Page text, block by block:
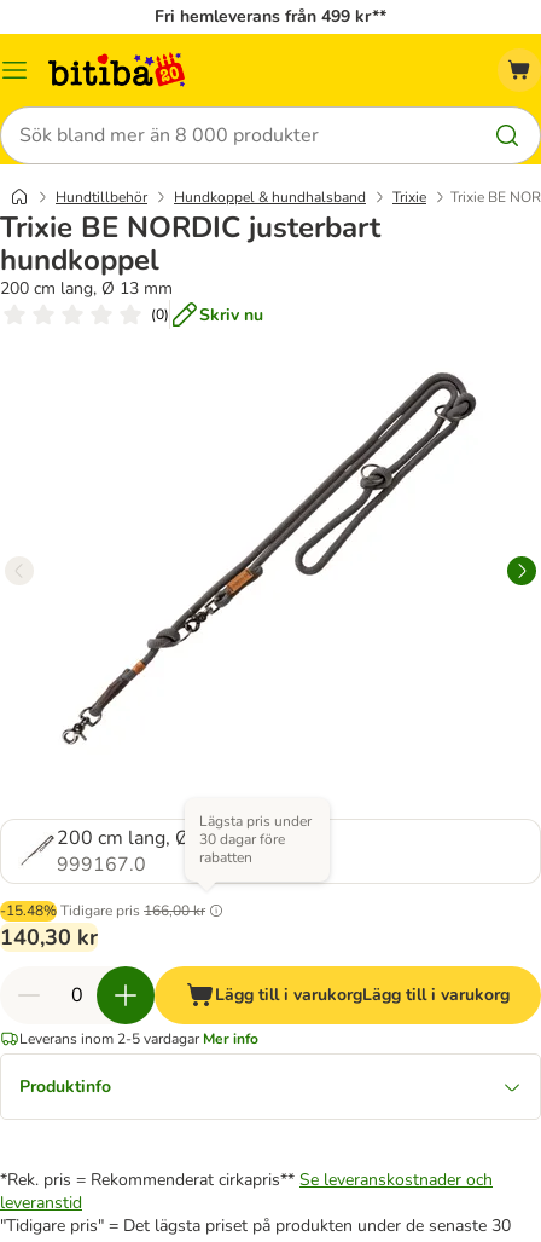
Fri hemleverans från 499 kr**
Meny
Sök
Hundtillbehör Hundkoppel & hundhalsband Trixie Trixie BE
Trixie BE NORDIC justerbart
hundkoppel
200 cm lang, Ø 13 mm
(0) Skriv nu
200 cm lang, Ø 13 mm
999167.0
-15.48%Tidigare pris 166,00 kr
Lägsta pris under
30 dagar före
rabatten
140,30 kr
Lägg till i varukorgLägg till i varukorg
Leverans inom 2-5 vardagar Mer info
Produktinfo
*Rek. pris = Rekommenderat cirkapris** Se leveranskostnader och
leveranstid
"Tidigare pris" = Det lägsta priset på produkten under de senaste 30